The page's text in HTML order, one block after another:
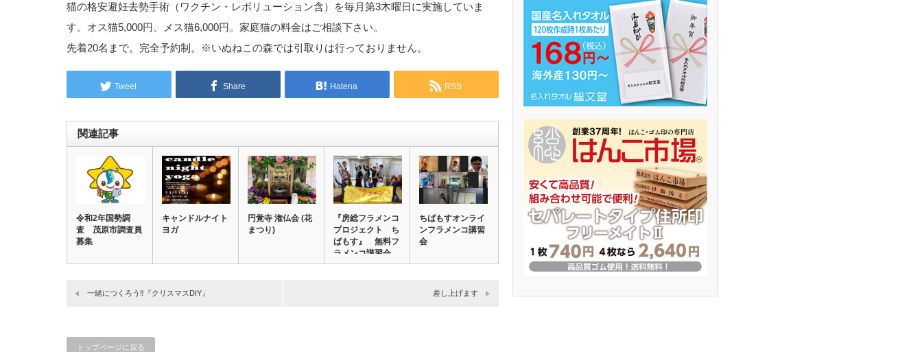
猫の格安避妊去勢手術（ワクチン・レボリューション含）を毎月第3木曜日に実施していま
す。オス猫5,000円、メス猫6,000円。家庭猫の料金はご相談下さい。
先着20名まで。完全予約制。※いぬねこの森では引取りは行っておりません。
Tweet Share Hatena RSS
関連記事
令和2年国勢調
査 茂原市調査員
募集
キャンドルナイト
ヨガ
円覚寺 潅仏会 (花
まつり)
『房総フラメンコ
プロジェクト ち
ばもす』 無料フ
ラメンコ講習会
ちばもすオンライ
ンフラメンコ講習
会
一緒につくろう‼『クリスマスDIY』 差し上げます
トップページに戻る